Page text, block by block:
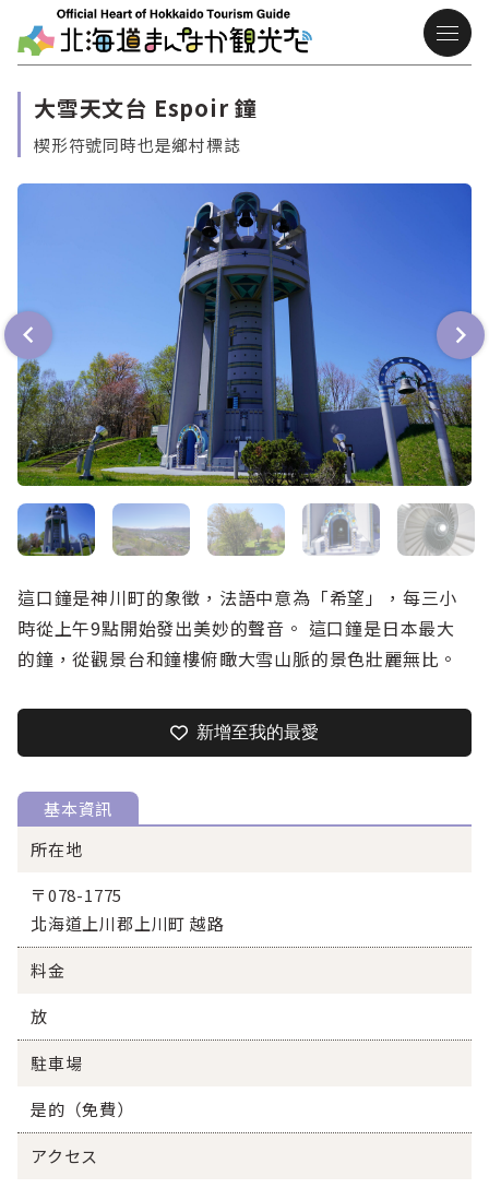
大雪天文台 Espoir 鐘
楔形符號同時也是鄉村標誌
這口鐘是神川町的象徵，法語中意為「希望」，每三小
時從上午9點開始發出美妙的聲音。 這口鐘是日本最大
的鐘，從觀景台和鐘樓俯瞰大雪山脈的景色壯麗無比。
新增至我的最愛
基本資訊
所在地
〒078-1775
北海道上川郡上川町 越路
料金
放
駐車場
是的（免費）
アクセス